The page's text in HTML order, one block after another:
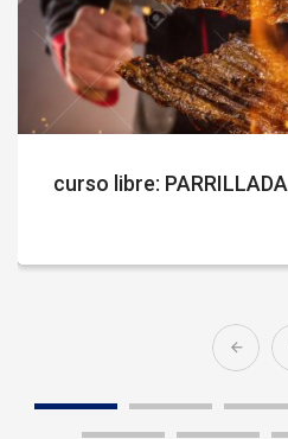
curso libre: PARRILLADA